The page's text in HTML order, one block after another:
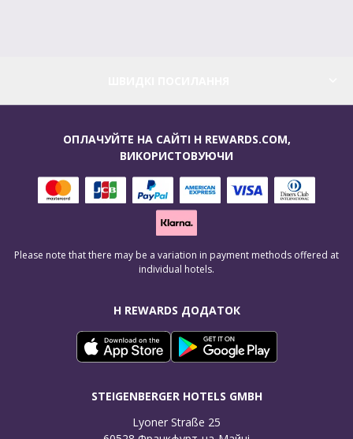
H REWARDS ДОДАТОК
STEIGENBERGER HOTELS GMBH
Lyoner Straße 25
ОПЛАЧУЙТЕ НА САЙТІ H REWARDS.COM,
ВИКОРИСТОВУЮЧИ
Please note that there may be a variation in payment methods offered at
individual hotels.